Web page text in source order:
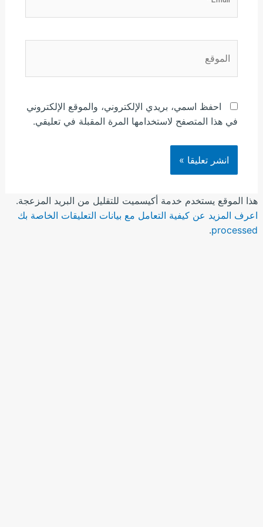
احفظ اسمي، بريدي الإلكتروني، والموقع الإلكتروني
في هذا المتصفح لاستخدامها المرة المقبلة في تعليقي.
هذا الموقع يستخدم خدمة أكيسميت للتقليل من البريد المزعجة.
اعرف المزيد عن كيفية التعامل مع بيانات التعليقات الخاصة بك
processed
.